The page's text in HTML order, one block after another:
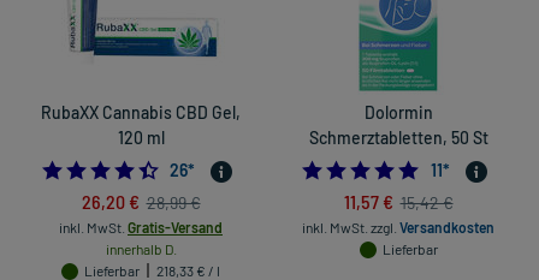
RubaXX Cannabis CBD Gel,
120 ml
4.461538461538462
26*
26,20 € 28,99 €
inkl. MwSt. Gratis-Versand
innerhalb D.
Lieferbar
218,33 € / l
Dolormin
Schmerztabletten, 50 St
11*
11,57 € 15,42 €
inkl. MwSt. zzgl. Versandkosten
Lieferbar